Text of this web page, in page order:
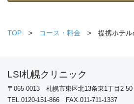
TOP コース・料金
提携ホテ
LSI札幌クリニック
〒065-0013 札幌市東区北13条東1丁目2-50
TEL.0120-151-866 FAX.011-711-1337